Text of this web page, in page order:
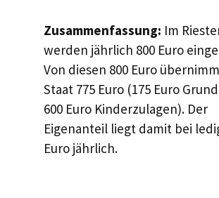
Zusammenfassung: Im
werden jährlich 800 Euro
Von diesen 800 Euro
Staat 775 Euro (175 Euro
600 Euro Kinderzulagen). Der
Eigenanteil liegt damit bei
Euro jährlich.